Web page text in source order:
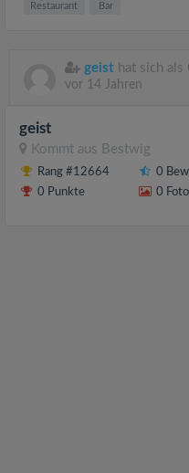
Restaurant Bar
geist hat sich
vor 14 Jahren
geist
Kommt aus Bestwig
Rang #12664
0 Punkte
0
0